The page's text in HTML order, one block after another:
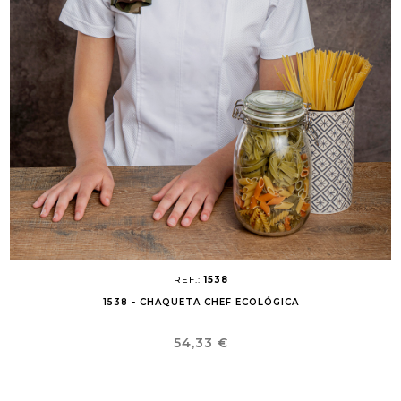
REF.:1538
1538 - CHAQUETA CHEF ECOLÓGICA
Precio
54,33 €